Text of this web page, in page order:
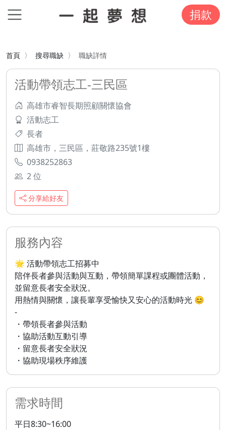
捐款
首頁 搜尋職缺 職缺詳情
活動帶領志工-三民區
高雄市睿智長期照顧關懷協會
活動志工
長者
高雄市，三民區，莊敬路235號1樓
0938252863
2 位
分享給好友
服務內容
🌟 活動帶領志工招募中
陪伴長者參與活動與互動，帶領簡單課程或團體活動，
並留意長者安全狀況。
用熱情與關懷，讓長輩享受愉快又安心的活動時光 😊
-
・帶領長者參與活動
・協助活動互動引導
・留意長者安全狀況
・協助現場秩序維護
需求時間
平日8:30~16:00